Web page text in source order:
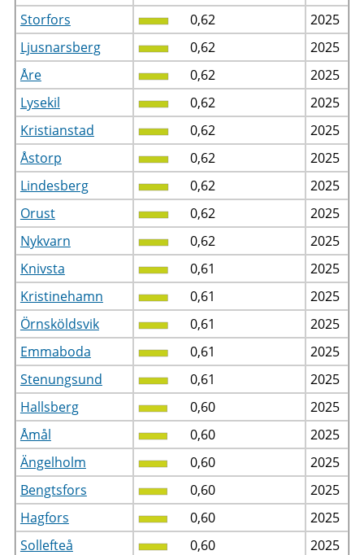
Storfors
0,62
2025
Ljusnarsberg
0,62
2025
Åre
0,62
2025
Lysekil
0,62
2025
Kristianstad
0,62
2025
Åstorp
0,62
2025
Lindesberg
0,62
2025
Orust
0,62
2025
Nykvarn
0,62
2025
Knivsta
0,61
2025
Kristinehamn
0,61
2025
Örnsköldsvik
0,61
2025
Emmaboda
0,61
2025
Stenungsund
0,61
2025
Hallsberg
0,60
2025
Åmål
0,60
2025
Ängelholm
0,60
2025
Bengtsfors
0,60
2025
Hagfors
0,60
2025
Sollefteå
0,60
2025